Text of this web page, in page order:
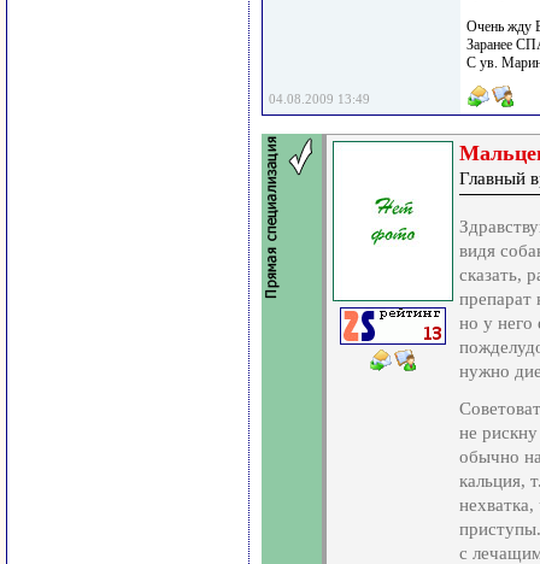
Очень жду
Заранее
С ув.
04.08.2009 13:49
Главный
видя
сказать,
препарат
но у него
нужно
не
обычно
кальция,
с